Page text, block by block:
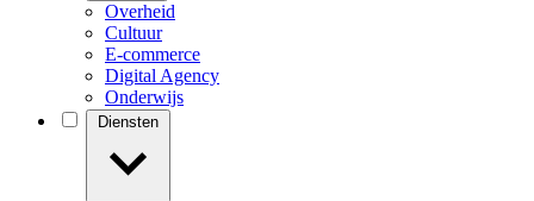
Overheid
Cultuur
E-commerce
Digital Agency
Onderwijs